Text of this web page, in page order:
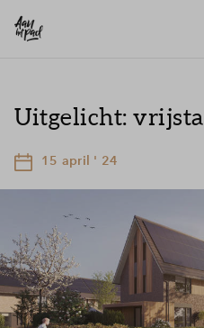
Uitgelicht:
15 april ' 24